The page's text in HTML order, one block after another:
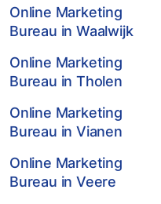
Online Marketing
Bureau in Waalwijk
Online Marketing
Bureau in Tholen
Online Marketing
Bureau in Vianen
Online Marketing
Bureau in Veere